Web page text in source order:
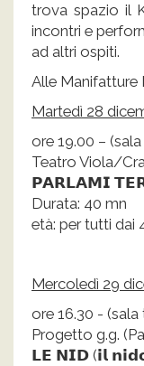
trova spazio il
incontri e
ad altri ospiti.
Alle Manifatture
Martedì 28
ore 19.00 –
Teatro Viola/
𝗣𝗔𝗥𝗟𝗔𝗠𝗜
Durata: 40 mn
età: per tutti dai
Mercoledì 29
ore 16.30 - (sala
Progetto g.g.
𝗟𝗘 𝗡𝗜𝗗 (𝗶𝗹